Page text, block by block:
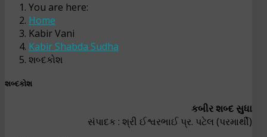
You are here:
Home
Kabir Vani
Kabir Shabda Sudha
શબ્દકોશ
શબ્દકોશ
કબીર શબ્દ સુધા
સંપાદક : શ્રી ઈશ્વરભાઈ પ્ર. પટેલ (પરમાર્થી)